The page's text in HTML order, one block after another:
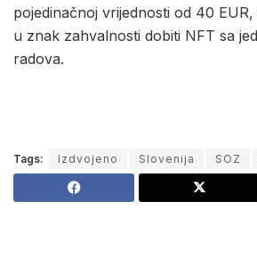
pojedinačnoj vrijednosti od 40
u znak zahvalnosti dobiti NFT sa
radova.
Tags: Izdvojeno Slovenija SOZ